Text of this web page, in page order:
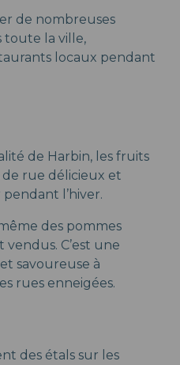
de nombreuses
toute la ville,
locaux pendant
de Harbin, les fruits
rue délicieux et
l’hiver.
des pommes
C’est une
savoureuse à
rues enneigées.
des étals sur les